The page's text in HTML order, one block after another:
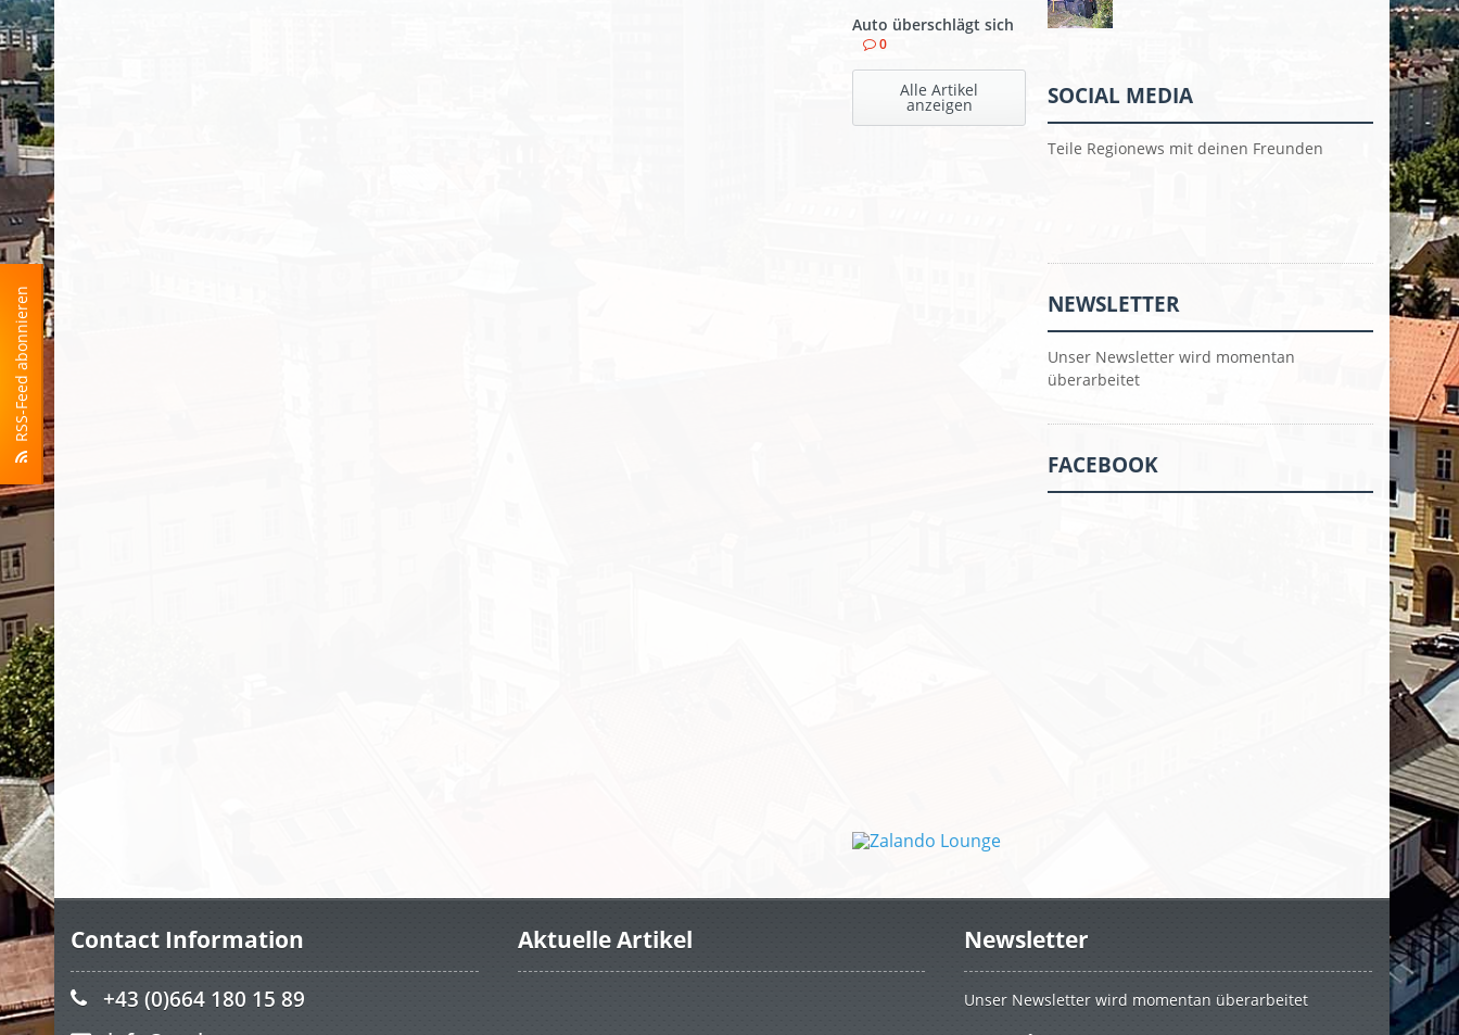
RSS-Feed abonnieren
Auto überschlägt sich
0
Alle Artikel
anzeigen SOCIAL MEDIA
Teile Regionews mit deinen Freunden
NEWSLETTER
Unser Newsletter wird momentan
überarbeitet
FACEBOOK
Contact Information
+43 (0)664 180 15 89
Aktuelle Artikel Newsletter
Unser Newsletter wird momentan überarbeitet